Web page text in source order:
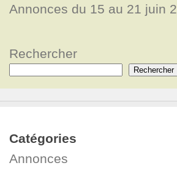
Annonces du 15 au 21 juin
Rechercher
Rechercher
Catégories
Annonces